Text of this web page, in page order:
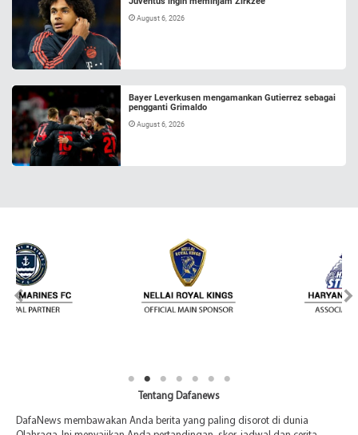
August 6, 2026
Bayer Leverkusen mengamankan Gutierrez sebagai
pengganti Grimaldo
August 6, 2026
Tentang Dafanews
DafaNews membawakan Anda berita yang paling disorot di dunia